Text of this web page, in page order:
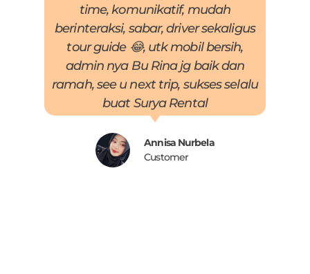
time, komunikatif, mudah
berinteraksi, sabar, driver sekaligus
tour guide 😂, utk mobil bersih,
admin nya Bu Rina jg baik dan
ramah, see u next trip, sukses selalu
buat Surya Rental
Annisa Nurbela
Customer